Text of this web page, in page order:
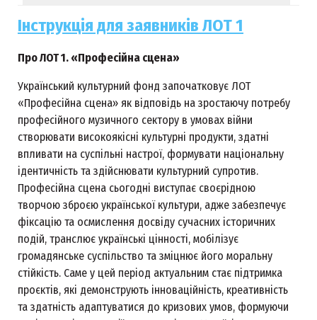
Інструкція для заявників ЛОТ 1
Про ЛОТ 1. «Професійна сцена»
Український культурний фонд започатковує ЛОТ
«Професійна сцена» як відповідь на зростаючу потребу
професійного музичного сектору в умовах війни
створювати високоякісні культурні продукти, здатні
впливати на суспільні настрої, формувати національну
ідентичність та здійснювати культурний супротив.
Професійна сцена сьогодні виступає своєрідною
творчою зброєю української культури, адже забезпечує
фіксацію та осмислення досвіду сучасних історичних
подій, транслює українські цінності, мобілізує
громадянське суспільство та зміцнює його моральну
стійкість. Саме у цей період актуальним стає підтримка
проєктів, які демонструють інноваційність, креативність
та здатність адаптуватися до кризових умов, формуючи